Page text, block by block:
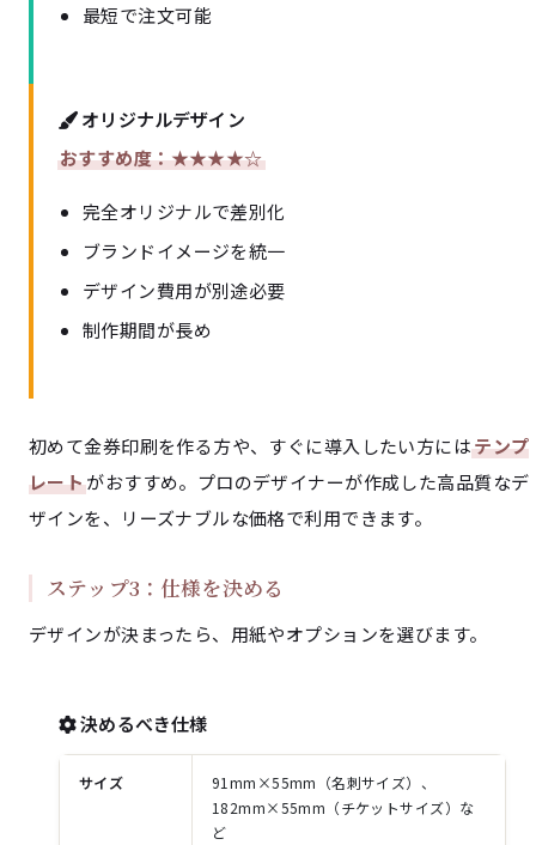
最短で注文可能
オリジナルデザイン
おすすめ度：★★★★☆
完全オリジナルで差別化
ブランドイメージを統一
デザイン費用が別途必要
制作期間が長め
初めて金券印刷を作る方や、すぐに導入したい方にはテンプ
レートがおすすめ。プロのデザイナーが作成した高品質なデ
ザインを、リーズナブルな価格で利用できます。
ステップ3：仕様を決める
デザインが決まったら、用紙やオプションを選びます。
決めるべき仕様
サイズ
91mm×55mm（名刺サイズ）、
182mm×55mm（チケットサイズ）な
ど